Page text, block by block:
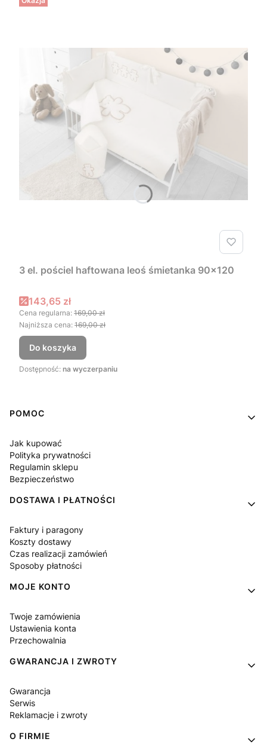
3 el. pościel haftowana leoś śmietanka 90x120
Cena promocyjna
143,65 zł
Cena regularna: 169,00 zł
Najniższa cena: 169,00 zł
Do koszyka
Dostępność: na wyczerpaniu
Linki w stopce
POMOC
Jak kupować
Polityka prywatności
Regulamin sklepu
Bezpieczeństwo
DOSTAWA I PŁATNOŚCI
Faktury i paragony
Koszty dostawy
Czas realizacji zamówień
Sposoby płatności
MOJE KONTO
Twoje zamówienia
Ustawienia konta
Przechowalnia
GWARANCJA I ZWROTY
Gwarancja
Serwis
Reklamacje i zwroty
O FIRMIE